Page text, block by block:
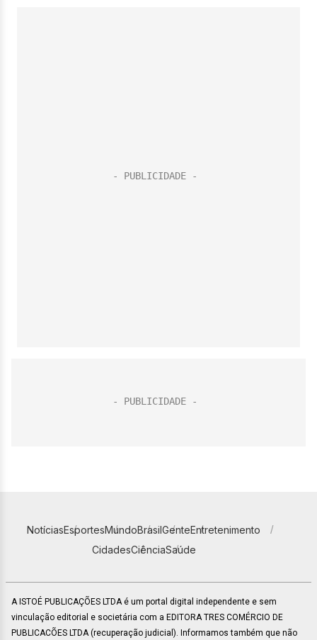
NotíciasEsportesMundoBrasilGenteEntretenimento
CidadesCiênciaSaúde
A ISTOÉ PUBLICAÇÕES LTDA é um portal digital independente e sem
vinculação editorial e societária com a EDITORA TRES COMÉRCIO DE
PUBLICACÕES LTDA (recuperação judicial). Informamos também que não